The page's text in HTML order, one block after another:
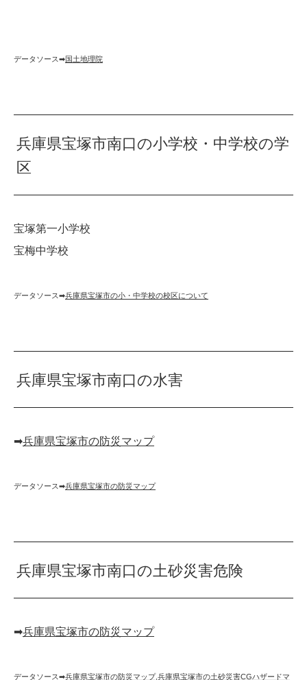
データソース➡︎国土地理院
兵庫県宝塚市南口の小学校・中学校の学
区
宝塚第一小学校
宝梅中学校
データソース➡︎兵庫県宝塚市の小・中学校の校区について
兵庫県宝塚市南口の水害
➡︎兵庫県宝塚市の防災マップ
データソース➡︎兵庫県宝塚市の防災マップ
兵庫県宝塚市南口の土砂災害危険
➡︎兵庫県宝塚市の防災マップ
データソース➡︎兵庫県宝塚市の防災マップ,兵庫県宝塚市の土砂災害CGハザードマ